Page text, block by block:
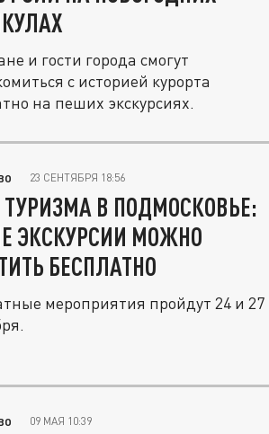
и гости города смогут
с историей курорта
на пеших экскурсиях.
23 СЕНТЯБРЯ 18:56
В ПОДМОСКОВЬЕ:
ЭКСКУРСИИ МОЖНО
БЕСПЛАТНО
мероприятия пройдут 24 и 27
09 МАЯ 10:39